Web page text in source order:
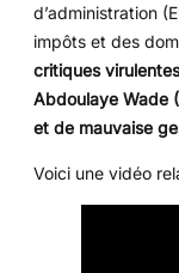
d’administration
impôts et des
critiques
Abdoulaye Wade
et de mauvaise
Voici une vidéo